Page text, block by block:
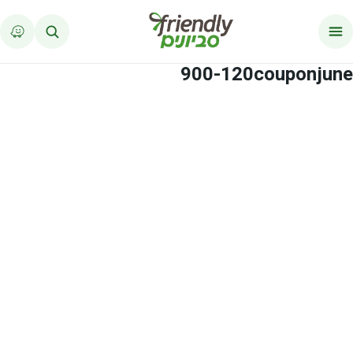
900-120couponjune